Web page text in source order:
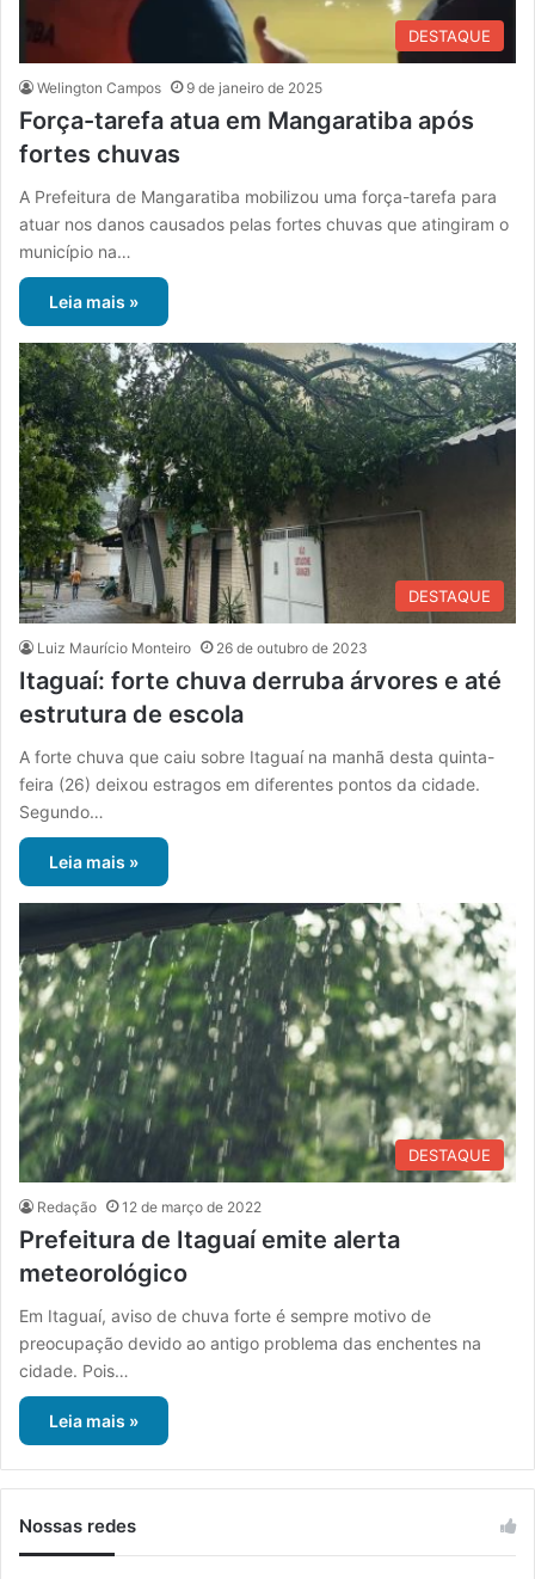
DESTAQUE
Welington Campos 9 de janeiro de 2025
Força-tarefa atua em Mangaratiba após
fortes chuvas
A Prefeitura de Mangaratiba mobilizou uma força-tarefa para
atuar nos danos causados ​​pelas fortes chuvas que atingiram o
município na…
Leia mais »
DESTAQUE
Luiz Maurício Monteiro 26 de outubro de 2023
Itaguaí: forte chuva derruba árvores e até
estrutura de escola
A forte chuva que caiu sobre Itaguaí na manhã desta quinta-
feira (26) deixou estragos em diferentes pontos da cidade.
Segundo…
Leia mais »
DESTAQUE
Redação 12 de março de 2022
Prefeitura de Itaguaí emite alerta
meteorológico
Em Itaguaí, aviso de chuva forte é sempre motivo de
preocupação devido ao antigo problema das enchentes na
cidade. Pois…
Leia mais »
Nossas redes